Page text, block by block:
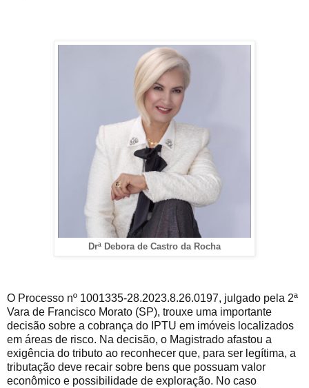
Drª Debora de Castro da Rocha
O Processo nº 1001335-28.2023.8.26.0197, julgado pela 2ª
Vara de Francisco Morato (SP), trouxe uma importante
decisão sobre a cobrança do IPTU em imóveis localizados
em áreas de risco. Na decisão, o Magistrado afastou a
exigência do tributo ao reconhecer que, para ser legítima, a
tributação deve recair sobre bens que possuam valor
econômico e possibilidade de exploração. No caso